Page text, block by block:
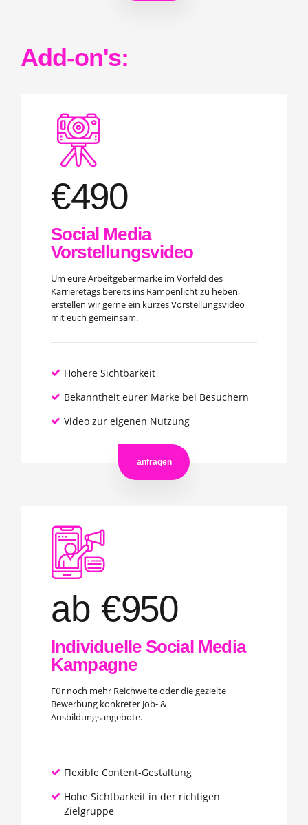
Add-on's:
€490
Social Media
Vorstellungsvideo
Um eure Arbeitgebermarke im Vorfeld des
Karrieretags bereits ins Rampenlicht zu heben,
erstellen wir gerne ein kurzes Vorstellungsvideo
mit euch gemeinsam.
Höhere Sichtbarkeit
Bekanntheit eurer Marke bei Besuchern
Video zur eigenen Nutzung
anfragen
ab €950
Individuelle Social Media
Kampagne
Für noch mehr Reichweite oder die gezielte
Bewerbung konkreter Job- &
Ausbildungsangebote.
Flexible Content-Gestaltung
Hohe Sichtbarkeit in der richtigen
Zielgruppe